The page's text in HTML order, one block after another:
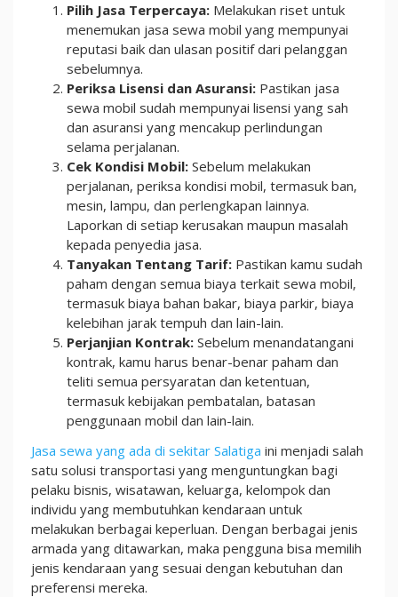
Pilih Jasa Terpercaya: Melakukan riset untuk
menemukan jasa sewa mobil yang mempunyai
reputasi baik dan ulasan positif dari pelanggan
sebelumnya.
Periksa Lisensi dan Asuransi: Pastikan jasa
sewa mobil sudah mempunyai lisensi yang sah
dan asuransi yang mencakup perlindungan
selama perjalanan.
Cek Kondisi Mobil: Sebelum melakukan
perjalanan, periksa kondisi mobil, termasuk ban,
mesin, lampu, dan perlengkapan lainnya.
Laporkan di setiap kerusakan maupun masalah
kepada penyedia jasa.
Tanyakan Tentang Tarif: Pastikan kamu sudah
paham dengan semua biaya terkait sewa mobil,
termasuk biaya bahan bakar, biaya parkir, biaya
kelebihan jarak tempuh dan lain-lain.
Perjanjian Kontrak: Sebelum menandatangani
kontrak, kamu harus benar-benar paham dan
teliti semua persyaratan dan ketentuan,
termasuk kebijakan pembatalan, batasan
penggunaan mobil dan lain-lain.
Jasa sewa yang ada di sekitar Salatiga ini menjadi salah
satu solusi transportasi yang menguntungkan bagi
pelaku bisnis, wisatawan, keluarga, kelompok dan
individu yang membutuhkan kendaraan untuk
melakukan berbagai keperluan. Dengan berbagai jenis
armada yang ditawarkan, maka pengguna bisa memilih
jenis kendaraan yang sesuai dengan kebutuhan dan
preferensi mereka.